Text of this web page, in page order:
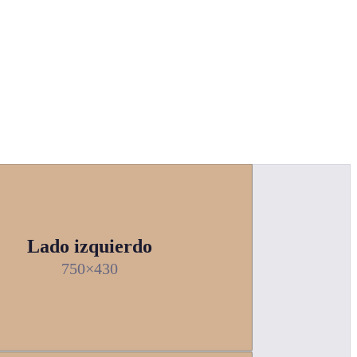
Lado izquierdo
750×430